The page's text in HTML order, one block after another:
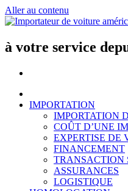
Aller au contenu
à votre service
IMPORTATION
IMPORTATION
COÛT D’UNE
EXPERTISE DE
FINANCEMENT
TRANSACTION
ASSURANCES
LOGISTIQUE